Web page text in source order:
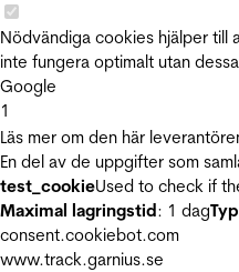
Nödvändiga cookies hjälper till
inte fungera optimalt utan
Google
1
Läs mer om den här
En del av de uppgifter som
test_cookieUsed to check if
Maximal lagringstid: 1 dagTyp
consent.cookiebot.com
www.track.garnius.se